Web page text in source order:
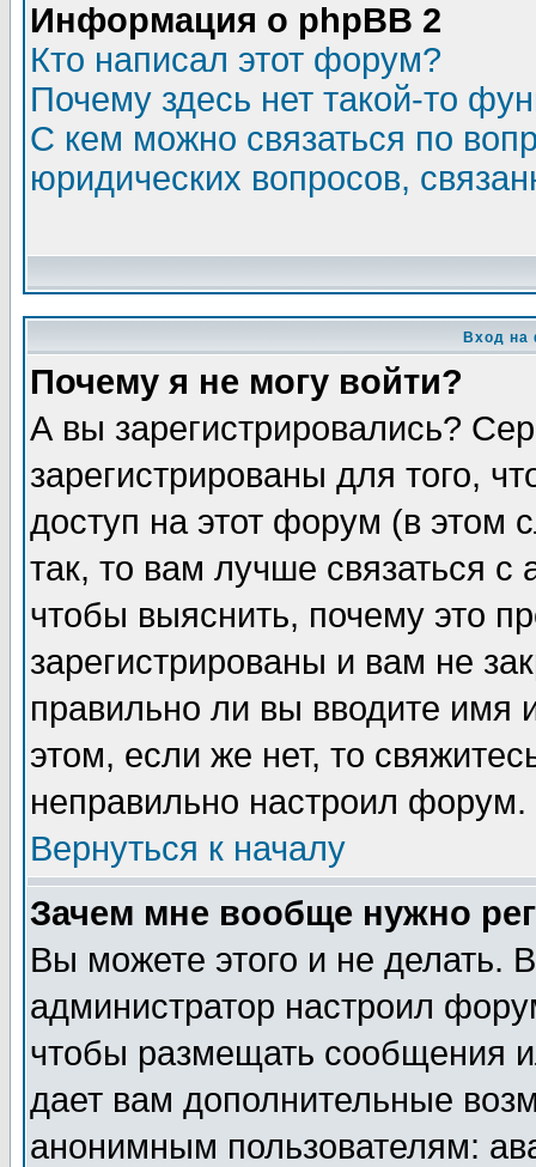
Информация о phpBB 2
Кто написал этот форум?
Почему здесь нет такой-то
С кем можно связаться по
юридических вопросов,
Вход на
Почему я не могу войти?
А вы зарегистрировались?
зарегистрированы для того,
доступ на этот форум (в этом
так, то вам лучше связаться
чтобы выяснить, почему это
зарегистрированы и вам не
правильно ли вы вводите
этом, если же нет, то
неправильно настроил форум.
Вернуться к началу
Зачем мне вообще нужно
Вы можете этого и не делать.
администратор настроил
чтобы размещать сообщения
дает вам дополнительные
анонимным пользователям: